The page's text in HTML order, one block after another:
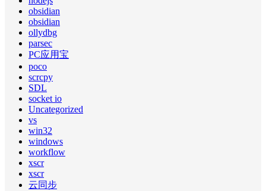
obsidian
obsidian
ollydbg
parsec
PC应用宝
poco
scrcpy
SDL
socket io
Uncategorized
vs
win32
windows
workflow
xscr
xscr
云同步